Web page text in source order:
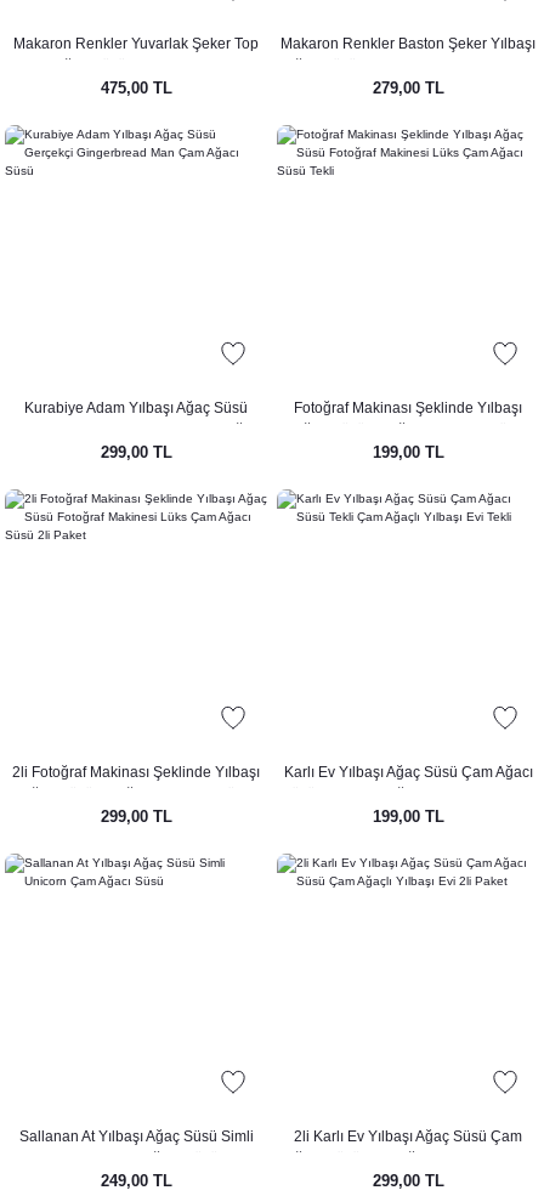
Makaron Renkler Yuvarlak Şeker Top
Lüks Baston Şeker Çam Ağacı Süsü 6
475,00 TL
Makaron Renkler Baston Şeker Yılbaşı
Lüks Baston Şeker Çam Ağacı Süsü
279,00 TL
Kurabiye Adam Yılbaşı Ağaç Süsü
Süsü
299,00 TL
Fotoğraf Makinası Şeklinde Yılbaşı
Çam Ağacı Süsü Tekli
199,00 TL
2li Fotoğraf Makinası Şeklinde Yılbaşı
Çam Ağacı Süsü 2li Paket
299,00 TL
Karlı Ev Yılbaşı Ağaç Süsü Çam Ağacı
199,00 TL
Sallanan At Yılbaşı Ağaç Süsü Simli
249,00 TL
2li Karlı Ev Yılbaşı Ağaç Süsü Çam
Paket
299,00 TL